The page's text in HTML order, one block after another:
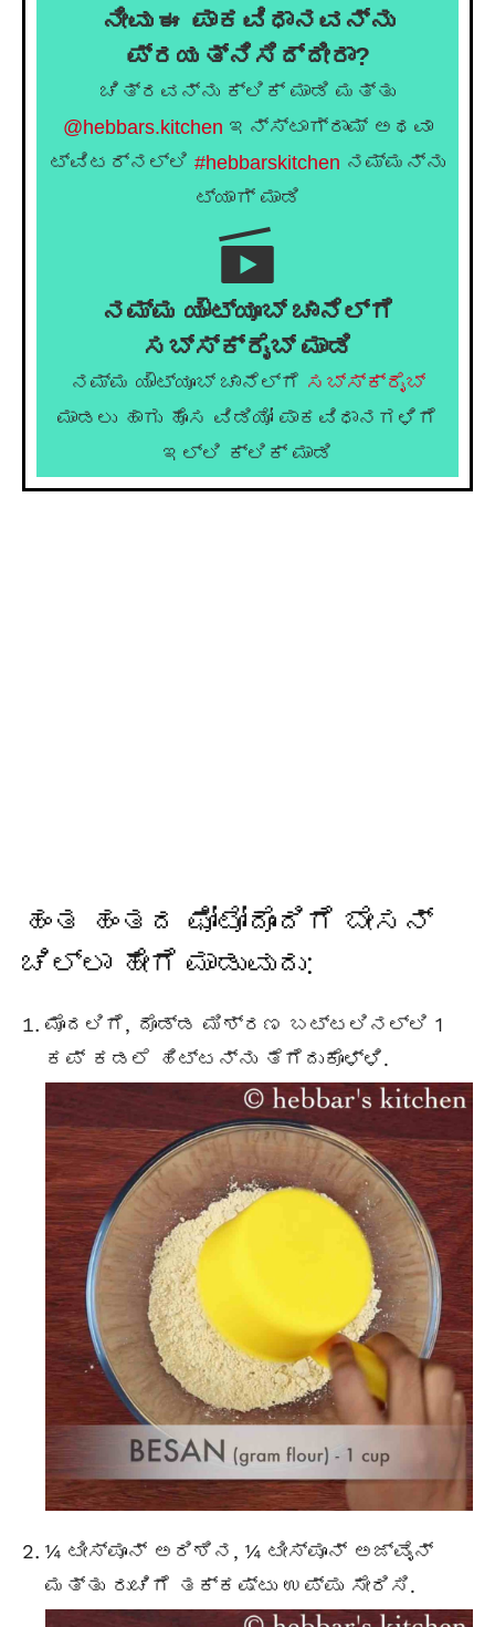
ನೀವು ಈ ಪಾಕವಿಧಾನವನ್ನು
ಪ್ರಯತ್ನಿಸಿದ್ದೀರಾ?
ಚಿತ್ರವನ್ನು ಕ್ಲಿಕ್ ಮಾಡಿ ಮತ್ತು
@hebbars.kitchen ಇನ್ಸ್ಟಾಗ್ರಾಮ್ ಅಥವಾ
ಟ್ವಿಟರ್‌ನಲ್ಲಿ #hebbarskitchen ನಮ್ಮನ್ನು
ಟ್ಯಾಗ್ ಮಾಡಿ
ನಮ್ಮ ಯೌಟ್ಯೂಬ್ ಚಾನೆಲ್ಗೆ
ಸಬ್ಸ್ಕ್ರೈಬ್ ಮಾಡಿ
ನಮ್ಮ ಯೌಟ್ಯೂಬ್ ಚಾನೆಲ್ಗೆ ಸಬ್ಸ್ಕ್ರೈಬ್
ಮಾಡಲು ಹಾಗು ಹೊಸ ವಿಡಿಯೋ ಪಾಕವಿಧಾನಗಳಿಗೆ
ಇಲ್ಲಿ ಕ್ಲಿಕ್ ಮಾಡಿ
ಹಂತ ಹಂತದ ಫೋಟೋದೊಂದಿಗೆ ಬೇಸನ್
ಚಿಲ್ಲಾ ಹೇಗೆ ಮಾಡುವುದು:
ಮೊದಲಿಗೆ, ದೊಡ್ಡ ಮಿಶ್ರಣ ಬಟ್ಟಲಿನಲ್ಲಿ 1
ಕಪ್ ಕಡಲೆ ಹಿಟ್ಟನ್ನು ತೆಗೆದುಕೊಳ್ಳಿ.
¼ ಟೀಸ್ಪೂನ್ ಅರಿಶಿನ, ¼ ಟೀಸ್ಪೂನ್ ಅಜ್ವೈನ್
ಮತ್ತು ರುಚಿಗೆ ತಕ್ಕಷ್ಟು ಉಪ್ಪು ಸೇರಿಸಿ.